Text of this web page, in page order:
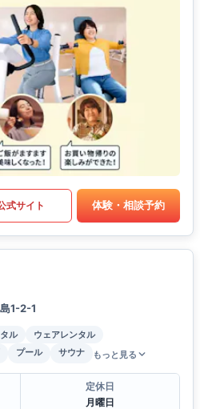
式サイト 体験・相談予約
1-2-1
ル
ウェアレンタル
プール サウナ もっと見る
定休日
月曜日